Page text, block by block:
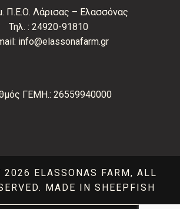
Π.Ε.Ο. Λάρισας – Ελασσόνας
Τηλ. : 24920-91810
info@elassonafarm.gr
ΓΕΜΗ.: 26559940000
2026 ELASSONAS FARM, ALL
MADE IN SHEEPFISH